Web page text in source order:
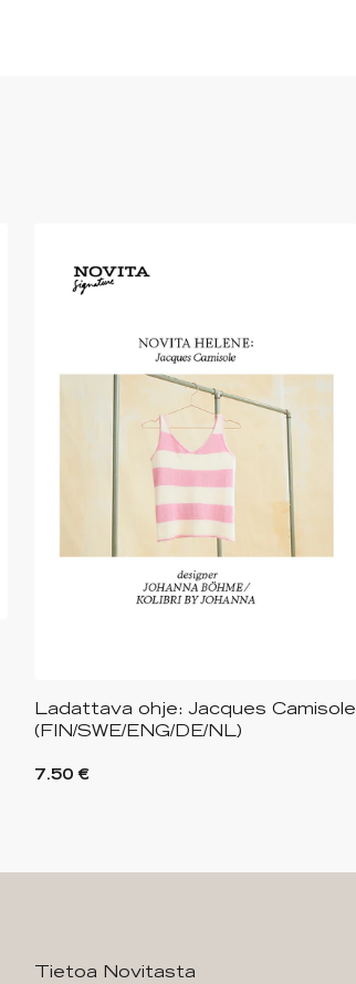
Ladattava ohje: Jacques Camisole
(FIN/SWE/ENG/DE/NL)
7.50 €
Tietoa Novitasta